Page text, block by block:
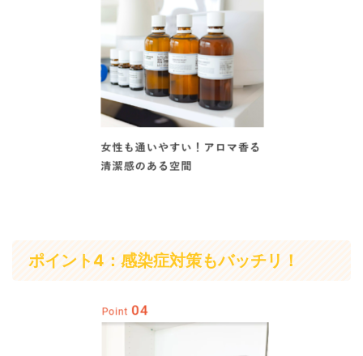
ポイント4：感染症対策もバッチリ！